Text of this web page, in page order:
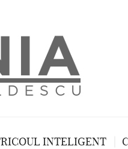
INTELIGENT